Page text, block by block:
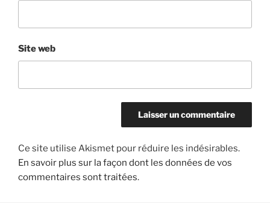
Site web
Ce site utilise Akismet pour réduire les indésirables.
En savoir plus sur la façon dont les données de vos
commentaires sont traitées.